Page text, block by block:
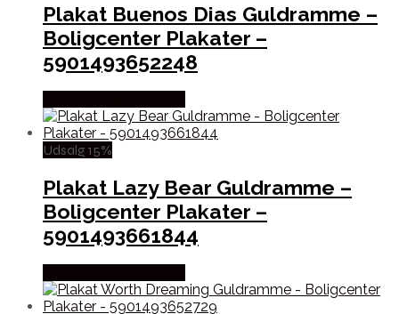
Plakat Buenos Dias Guldramme –
Boligcenter Plakater –
5901493652248
Udsalg 15%
Plakat Lazy Bear Guldramme –
Boligcenter Plakater –
5901493661844